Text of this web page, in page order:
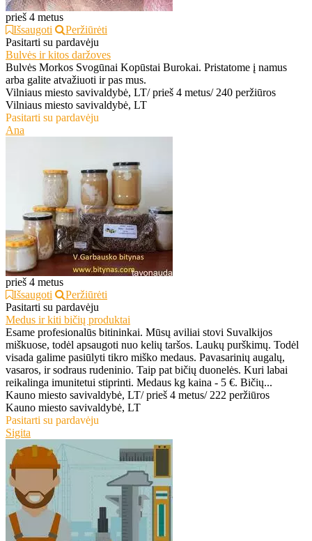
prieš 4 metus
Išsaugoti
Peržiūrėti
Pasitarti su pardavėju
Bulvės ir kitos daržoves
Bulvės Morkos Svogūnai Kopūstai Burokai. Pristatome į namus
arba galite atvažiuoti ir pas mus.
Vilniaus miesto savivaldybė, LT/ prieš 4 metus/ 240 peržiūros
Vilniaus miesto savivaldybė, LT
Pasitarti su pardavėju
Ana
prieš 4 metus
Išsaugoti
Peržiūrėti
Pasitarti su pardavėju
Medus ir kiti bičių produktai
Esame profesionalūs bitininkai. Mūsų aviliai stovi Suvalkijos
miškuose, todėl apsaugoti nuo kelių taršos. Laukų purškimų. Todėl
visada galime pasiūlyti tikro miško medaus. Pavasarinių augalų,
vasaros, ir sodraus rudeninio. Taip pat bičių duonelės. Kuri labai
reikalinga imunitetui stiprinti. Medaus kg kaina - 5 €. Bičių...
Kauno miesto savivaldybė, LT/ prieš 4 metus/ 222 peržiūros
Kauno miesto savivaldybė, LT
Pasitarti su pardavėju
Sigita